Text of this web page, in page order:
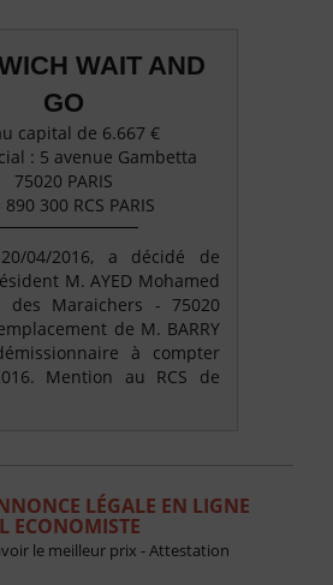
WAIT AND
GO
capital de 6.667 €
: 5 avenue Gambetta
75020 PARIS
300 RCS PARIS
04/2016, a décidé de
M. AYED Mohamed
Maraichers - 75020
de M. BARRY
à compter
Mention au RCS de
LÉGALE EN LIGNE
ECONOMISTE
le meilleur prix - Attestation